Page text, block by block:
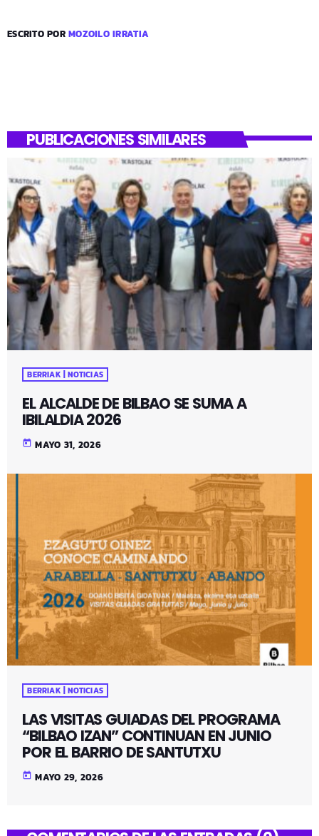
ESCRITO PORMOZOILO IRRATIA
PUBLICACIONES SIMILARES
BERRIAK | NOTICIAS
EL ALCALDE DE BILBAO SE SUMA A
IBILALDIA 2026
today MAYO 31, 2026
BERRIAK | NOTICIAS
LAS VISITAS GUIADAS DEL PROGRAMA
“BILBAO IZAN” CONTINUAN EN JUNIO
POR EL BARRIO DE SANTUTXU
today MAYO 29, 2026